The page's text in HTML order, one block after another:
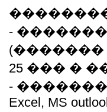
-
25 ��� �
-
Excel, MS